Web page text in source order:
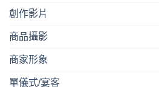
創作影片
商品攝影
商家形象
單儀式/宴客